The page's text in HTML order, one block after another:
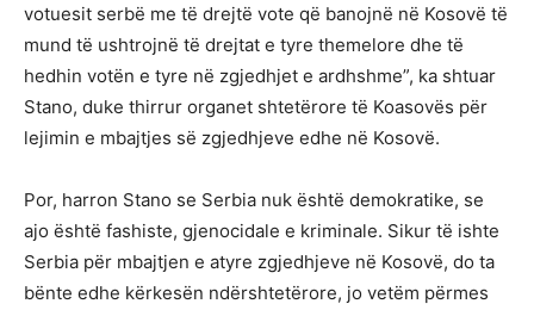
votuesit serbë me të drejtë vote që banojnë në Kosovë të
mund të ushtrojnë të drejtat e tyre themelore dhe të
hedhin votën e tyre në zgjedhjet e ardhshme”, ka shtuar
Stano, duke thirrur organet shtetërore të Koasovës për
lejimin e mbajtjes së zgjedhjeve edhe në Kosovë.
Por, harron Stano se Serbia nuk është demokratike, se
ajo është fashiste, gjenocidale e kriminale. Sikur të ishte
Serbia për mbajtjen e atyre zgjedhjeve në Kosovë, do ta
bënte edhe kërkesën ndërshtetërore, jo vetëm përmes